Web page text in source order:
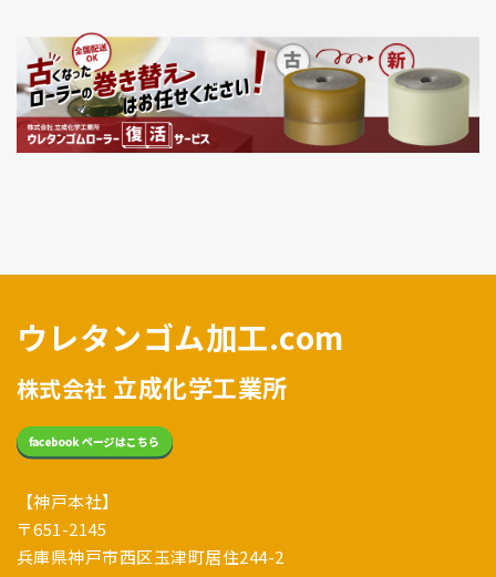
ウレタンゴム加工.com
株式会社 立成化学工業所
【神戸本社】
〒651-2145
兵庫県神戸市西区玉津町居住244-2